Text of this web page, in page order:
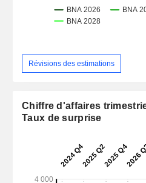
Révisions des estimations
Chiffre d'affaires
Taux de surprise